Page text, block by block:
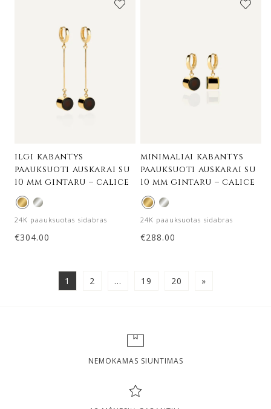
ilgi kabantys
paauksuoti auskarai su
10 mm gintaru – calice
24K paauksuotas sidabras
€304.00
minimaliai kabantys
paauksuoti auskarai su
10 mm gintaru – calice
24K paauksuotas sidabras
€288.00
1 2 … 19 20 »
NEMOKAMAS SIUNTIMAS